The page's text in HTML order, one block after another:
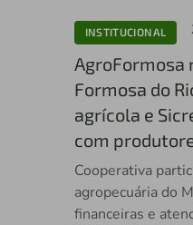
INSTITUCIONAL
AgroFormosa
Formosa do
agrícola e
com
Cooperativa
agropecuária do
financeiras e